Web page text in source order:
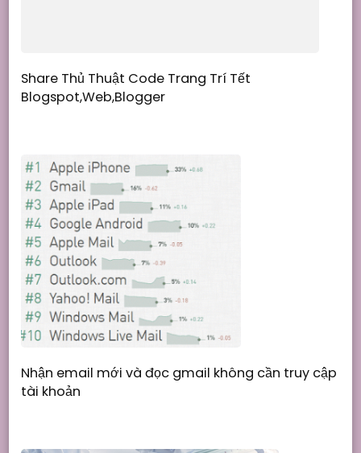
Share Thủ Thuật Code Trang Trí Tết
Blogspot,Web,Blogger
Nhận email mới và đọc gmail không cần truy cập
tài khoản